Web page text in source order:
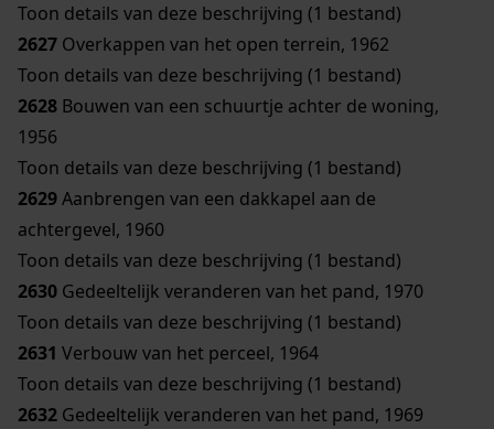
Toon details van deze beschrijving (1 bestand)
2627 Overkappen van het open terrein, 1962
Toon details van deze beschrijving (1 bestand)
2628 Bouwen van een schuurtje achter de woning,
1956
Toon details van deze beschrijving (1 bestand)
2629Aanbrengen van een dakkapel aan de
achtergevel, 1960
Toon details van deze beschrijving (1 bestand)
2630 Gedeeltelijk veranderen van het pand, 1970
Toon details van deze beschrijving (1 bestand)
2631 Verbouw van het perceel, 1964
Toon details van deze beschrijving (1 bestand)
2632 Gedeeltelijk veranderen van het pand, 1969